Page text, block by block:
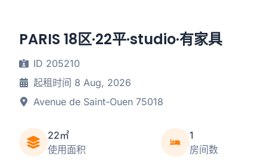
PARIS 18区·22平·studio·有家具
ID 205210
起租时间 8 Aug, 2026
Avenue de Saint-Ouen 75018
22㎡
使用面积
1
房间数